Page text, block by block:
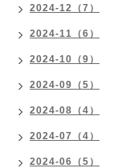
2024-12（7）
2024-11（6）
2024-10（9）
2024-09（5）
2024-08（4）
2024-07（4）
2024-06（5）